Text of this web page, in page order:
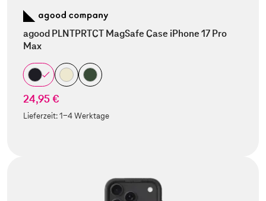
agood PLNTPRTCT MagSafe Case iPhone 17 Pro
Max
24,95 €
Lieferzeit:1-4 Werktage